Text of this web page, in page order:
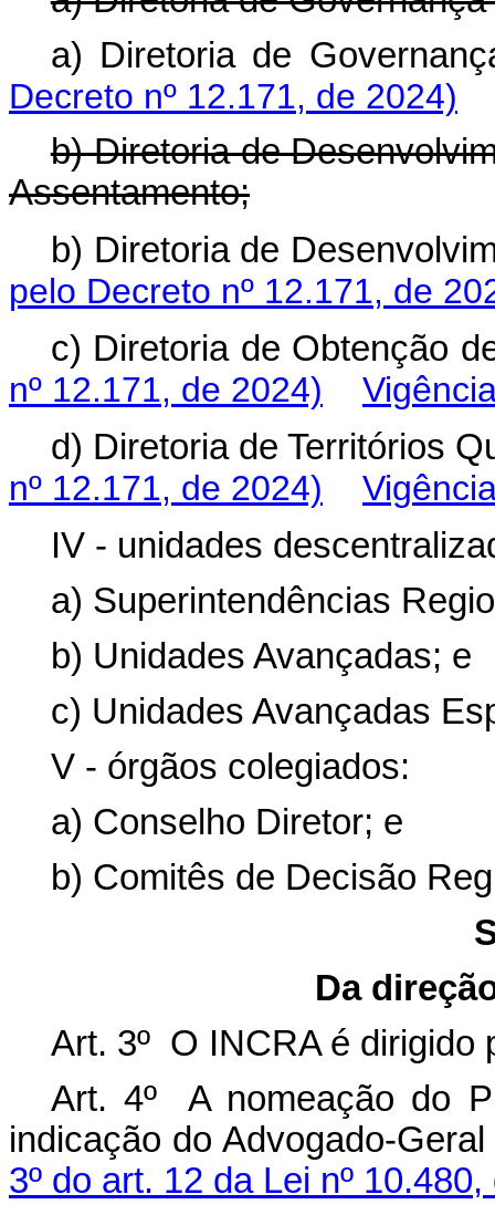
a) Diretoria de
Decreto nº 12.171, de 2024)
b) Diretoria de
Assentamento;
b) Diretoria de
pelo Decreto nº 12.171, de
c) Diretoria de
nº 12.171, de 2024)
d) Diretoria de Territórios
nº 12.171, de 2024)
IV - unidades
a) Superintendências
b) Unidades Avançadas; e
c) Unidades Avançadas
V - órgãos colegiados:
a) Conselho Diretor; e
b) Comitês de Decisão
Da
Art. 3º O INCRA é dirigido
Art. 4º A nomeação do
indicação do Advogado-
3º do art. 12 da Lei nº